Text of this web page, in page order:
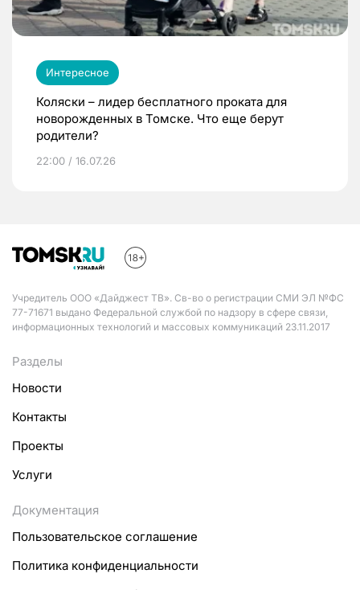
Интересное
Коляски – лидер бесплатного проката для
новорожденных в Томске. Что еще берут
родители?
22:00 / 16.07.26
Учредитель ООО «Дайджест ТВ». Св-во о регистрации СМИ ЭЛ №ФС
77-71671 выдано Федеральной службой по надзору в сфере связи,
информационных технологий и массовых коммуникаций 23.11.2017
Разделы
Новости
Контакты
Проекты
Услуги
Документация
Пользовательское соглашение
Политика конфиденциальности